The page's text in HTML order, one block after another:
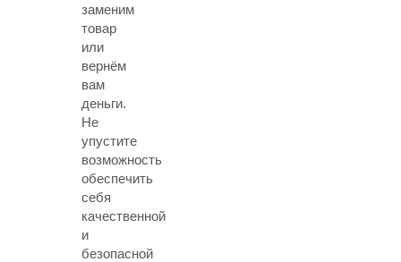
заменим
товар
или
вернём
вам
деньги.
Не
упустите
возможность
обеспечить
себя
качественной
и
безопасной